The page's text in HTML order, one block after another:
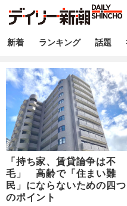
新着 ランキング 話題
「持ち家、賃貸論争は不
毛」 高齢で「住まい難
民」にならないための四つ
のポイント